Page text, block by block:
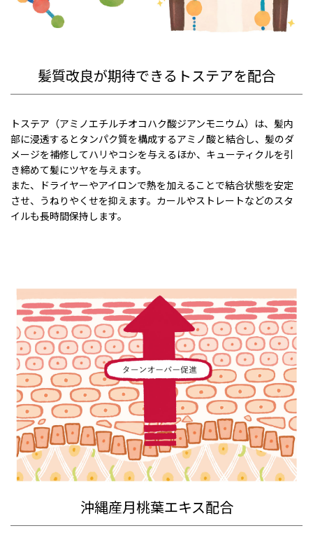
髪質改良が期待できるトステアを配合
トステア（アミノエチルチオコハク酸ジアンモニウム）は、髪内
部に浸透するとタンパク質を構成するアミノ酸と結合し、髪のダ
メージを補修してハリやコシを与えるほか、キューティクルを引
き締めて髪にツヤを与えます。
また、ドライヤーやアイロンで熱を加えることで結合状態を安定
させ、うねりやくせを抑えます。カールやストレートなどのスタ
イルも長時間保持します。
沖縄産月桃葉エキス配合